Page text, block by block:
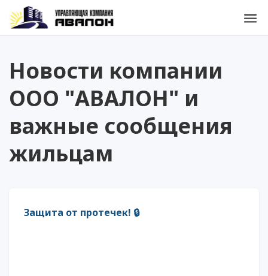
Новости компании
ООО "АВАЛОН" и
важные сообщения
жильцам
Защита от протечек! 🔒